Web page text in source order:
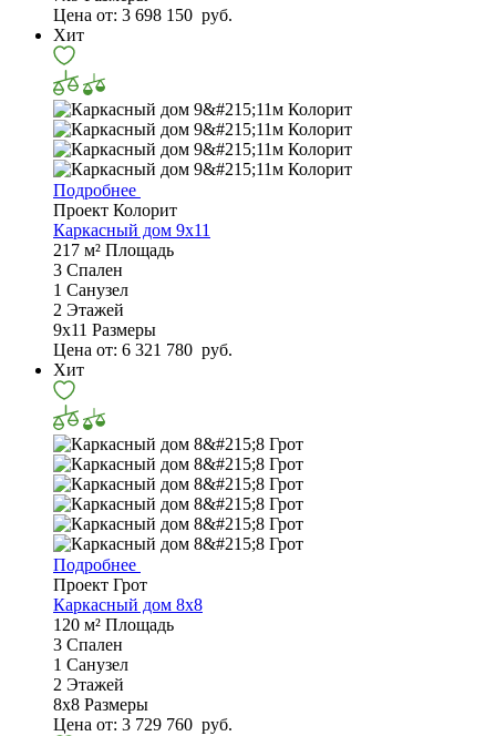
Цена от: 3 698 150 руб.
Хит
Подробнее
Проект Колорит
Каркасный дом 9х11
217 м² Площадь
3 Спален
1 Санузел
2 Этажей
9х11 Размеры
Цена от: 6 321 780 руб.
Хит
Подробнее
Проект Грот
Каркасный дом 8х8
120 м² Площадь
3 Спален
1 Санузел
2 Этажей
8х8 Размеры
Цена от: 3 729 760 руб.